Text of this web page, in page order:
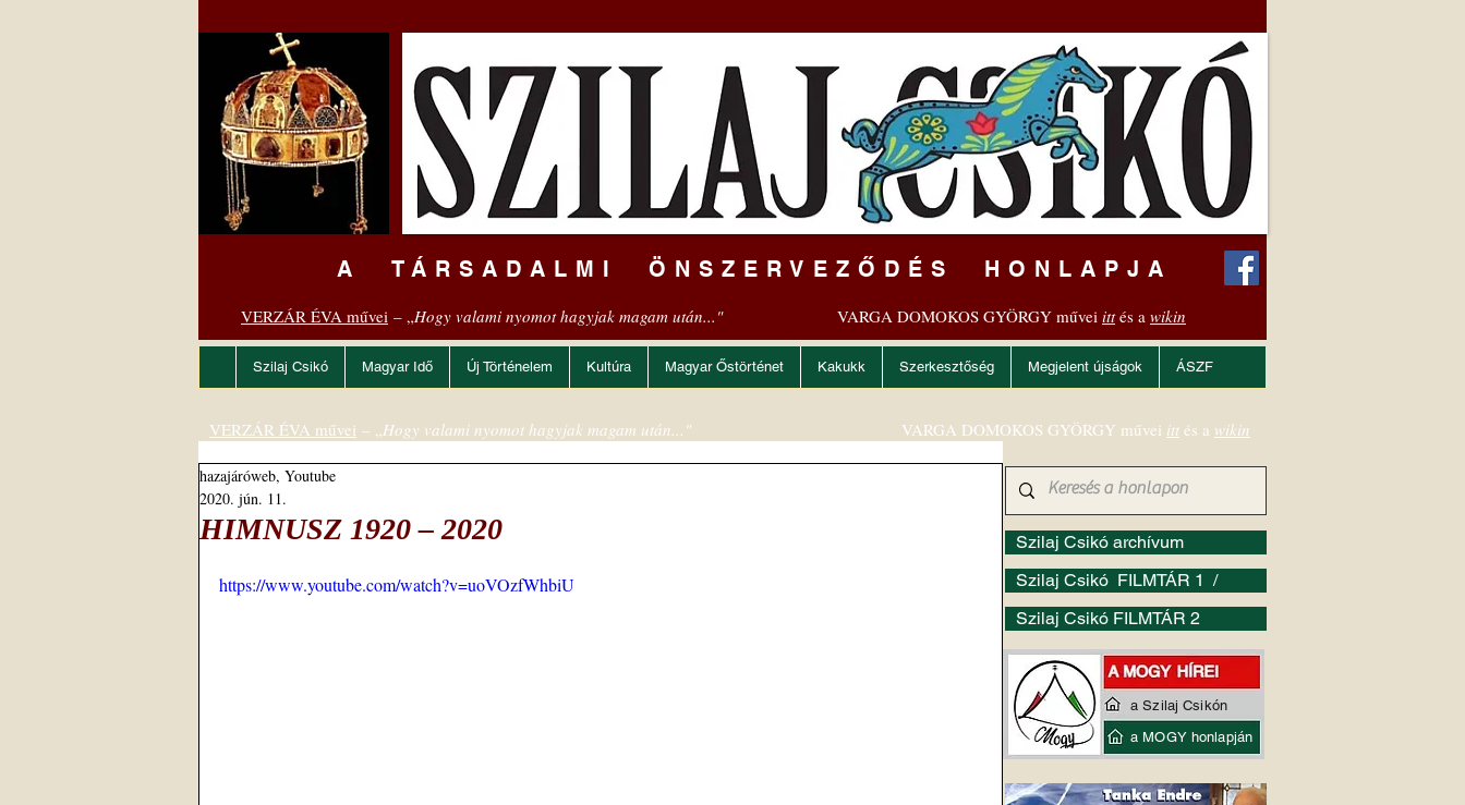
A TÁRSADALMI ÖNSZERVEZŐDÉS HONLAPJA
VERZÁR ÉVA művei – „Hogy valami nyomot hagyjak magam után..." VARGA DOMOKOS GYÖRGY művei ittés a wikin
Szilaj Csikó Magyar Idő Új Történelem Kultúra Magyar Őstörténet Kakukk Szerkesztőség Megjelent újságok ÁSZF
HIMNUSZ 1920 – 2020
hazajáróweb, Youtube
2020. jún. 11.
https://www.youtube.com/watch?v=uoVOzfWhbiU
Szilaj Csikó archívum
Szilaj Csikó FILMTÁR 1 /
Szilaj Csikó FILMTÁR 2
VERZÁR ÉVA művei – „Hogy valami nyomot hagyjak magam után..." VARGA DOMOKOS GYÖRGY művei itt és a wikin
a Szilaj Csikón
a MOGY honlapján